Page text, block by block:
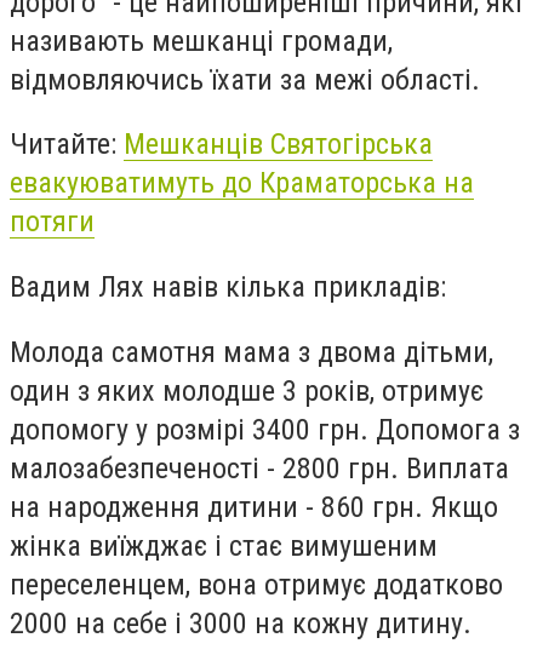
називають мешканці громади,
відмовляючись їхати за межі області.
Читайте: Мешканців Святогірська
евакуюватимуть до Краматорська на
потяги
Вадим Лях навів кілька прикладів:
Молода самотня мама з двома дітьми,
один з яких молодше 3 років, отримує
допомогу у розмірі 3400 грн. Допомога з
малозабезпеченості - 2800 грн. Виплата
на народження дитини - 860 грн. Якщо
жінка виїжджає і стає вимушеним
переселенцем, вона отримує додатково
2000 на себе і 3000 на кожну дитину.